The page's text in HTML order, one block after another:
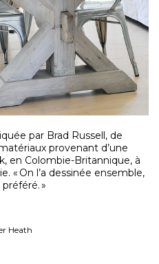
par Brad Russell, de
provenant d’une
en Colombie-Britannique, à
« On l’a dessinée ensemble,
»
Heath